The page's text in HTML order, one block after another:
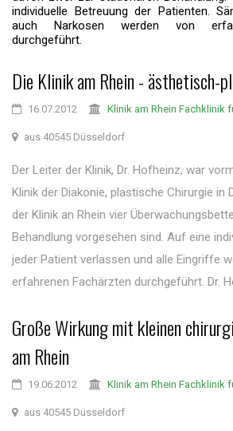
individuelle Betreuung der Patienten.
auch Narkosen werden von
durchgeführt.
Die Klinik am Rhein - ästhetisch-
16.07.2012 Klinik am Rhein Fachklinik
aus 40545 Düsseldorf
Der Leiter der Klinik, Dr. Hofheinz, war
Klinik der Diakonie, plastische Chirurgie
der Klinik an Rhein vier
Behandlung vorgesehen sind. Auf eine
jeder Patient verlassen und alle Eingriffe
erfahrenen Fachärzten durchgeführt. Dr.
Große Wirkung mit kleinen
am Rhein
19.06.2012 Klinik am Rhein Fachklinik
aus 40545 Düsseldorf